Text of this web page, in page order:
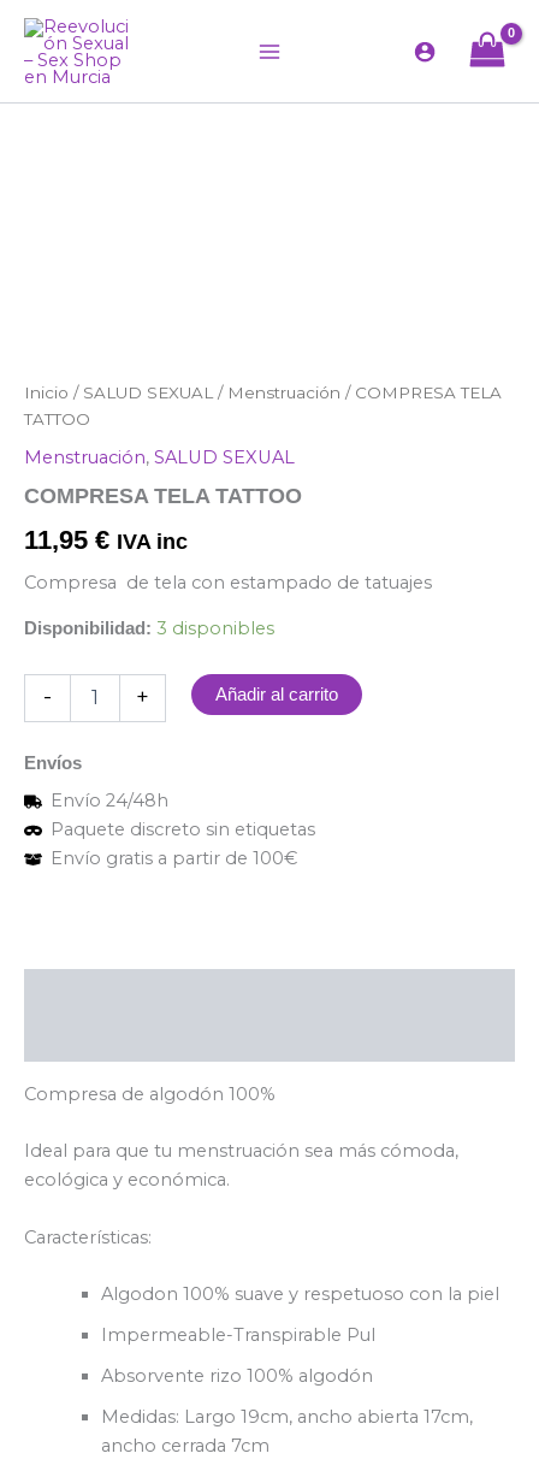
contenido
Inicio / SALUD SEXUAL/ Menstruación / COMPRESA TELA
TATTOO
Menstruación, SALUD SEXUAL
COMPRESA TELA TATTOO
11,95 € IVA inc
Compresa de tela con estampado de tatuajes
Disponibilidad: 3 disponibles
-
COMPRESA
TELA
cantidad
+ Añadir al carrito
Envíos
Envío 24/48h
Paquete discreto sin etiquetas
Envío gratis a partir de 100€
Compresa de algodón 100%
Ideal para que tu menstruación sea más cómoda,
ecológica y económica.
Características:
Algodon 100% suave y respetuoso con la piel
Impermeable-Transpirable Pul
Absorvente rizo 100% algodón
Medidas: Largo 19cm, ancho abierta 17cm,
ancho cerrada 7cm